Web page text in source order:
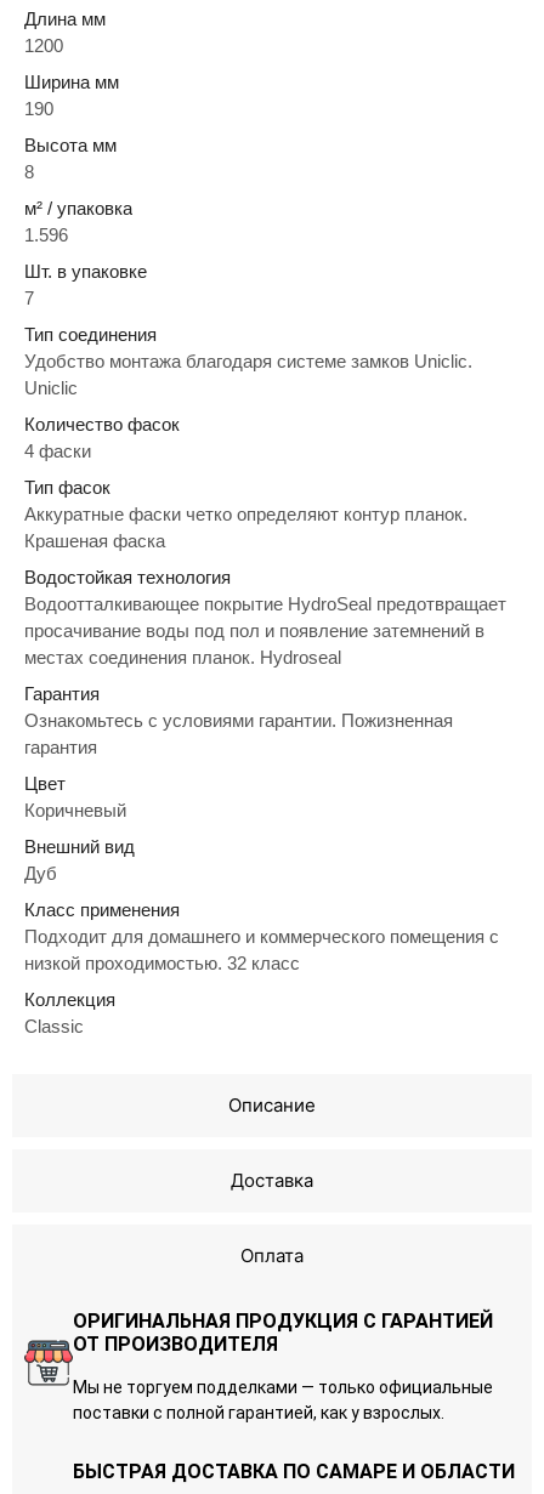
Описание
Доставка
Оплата
Длина мм
1200
Ширина мм
190
Высота мм
8
м² / упаковка
1.596
Шт. в упаковке
7
Тип соединения
Удобство монтажа благодаря системе замков Uniclic.
Uniclic
Количество фасок
4 фаски
Тип фасок
Аккуратные фаски четко определяют контур планок.
Крашеная фаска
Водостойкая технология
Водоотталкивающее покрытие HydroSeal предотвращает
просачивание воды под пол и появление затемнений в
местах соединения планок. Hydroseal
Гарантия
Ознакомьтесь с условиями гарантии. Пожизненная
гарантия
Цвет
Коричневый
Внешний вид
Дуб
Класс применения
Подходит для домашнего и коммерческого помещения с
низкой проходимостью. 32 класс
Коллекция
Classic
ОРИГИНАЛЬНАЯ ПРОДУКЦИЯ С ГАРАНТИЕЙ
ОТ ПРОИЗВОДИТЕЛЯ
Мы не торгуем подделками — только официальные
поставки с полной гарантией, как у взрослых.
БЫСТРАЯ ДОСТАВКА ПО САМАРЕ И ОБЛАСТИ